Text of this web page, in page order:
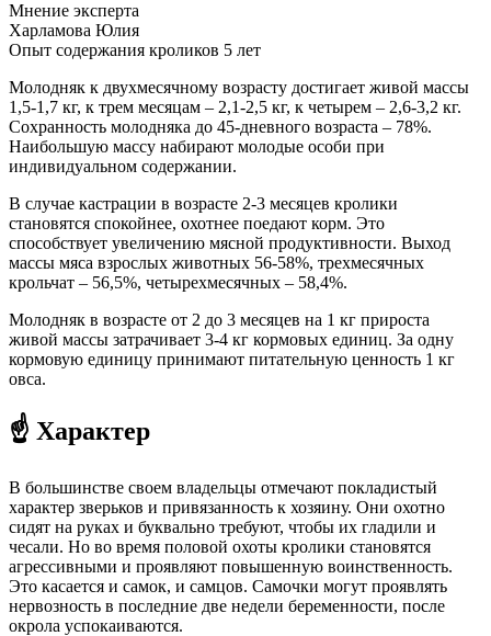
Мнение эксперта
Харламова Юлия
Опыт содержания кроликов 5 лет
Молодняк к двухмесячному возрасту достигает живой массы
1,5-1,7 кг, к трем месяцам – 2,1-2,5 кг, к четырем – 2,6-3,2 кг.
Сохранность молодняка до 45-дневного возраста – 78%.
Наибольшую массу набирают молодые особи при
индивидуальном содержании.
В случае кастрации в возрасте 2-3 месяцев кролики
становятся спокойнее, охотнее поедают корм. Это
способствует увеличению мясной продуктивности. Выход
массы мяса взрослых животных 56-58%, трехмесячных
крольчат – 56,5%, четырехмесячных – 58,4%.
Молодняк в возрасте от 2 до 3 месяцев на 1 кг прироста
живой массы затрачивает 3-4 кг кормовых единиц. За одну
кормовую единицу принимают питательную ценность 1 кг
овса.
☝ Характер
В большинстве своем владельцы отмечают покладистый
характер зверьков и привязанность к хозяину. Они охотно
сидят на руках и буквально требуют, чтобы их гладили и
чесали. Но во время половой охоты кролики становятся
агрессивными и проявляют повышенную воинственность.
Это касается и самок, и самцов. Самочки могут проявлять
нервозность в последние две недели беременности, после
окрола успокаиваются.